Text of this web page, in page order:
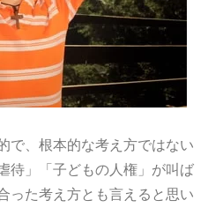
で、根本的な考え方ではない
待」「子どもの人権」が叫ば
った考え方とも言えると思い